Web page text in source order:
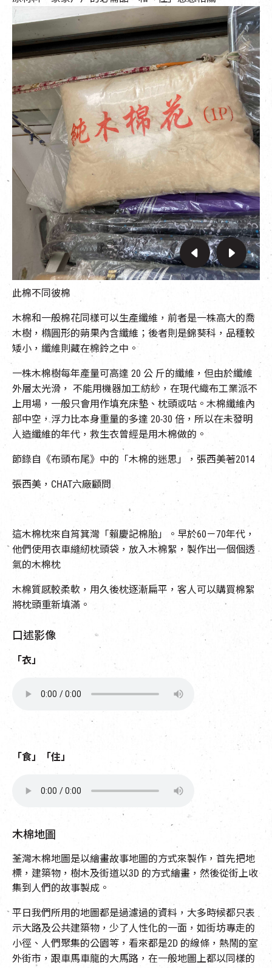
此棉不同彼棉
木棉和一般棉花同樣可以生產纖維，前者是一株高大的喬
木樹，橢圓形的蒴果內含纖維；後者則是錦葵科，品種較
矮小，纖維則藏在棉鈴之中。
一株木棉樹每年產量可高達 20 公 斤的纖維，但由於纖維
外層太光滑， 不能用機器加工紡紗，在現代織布工業派不
上用場，一般只會用作填充床墊、枕頭或咕。木棉纖維內
部中空，浮力比本身重量的多達 20-30 倍，所以在未發明
人造纖維的年代，救生衣曾經是用木棉做的。
節錄自《布頭布尾》中的「木棉的迷思」，張西美著2014
張西美，CHAT六廠顧問
這木棉枕來自筲箕灣「賴慶記棉胎」。早於60－70年代，
他們使用衣車縫紉枕頭袋，放入木棉絮，製作出一個個透
氣的木棉枕
木棉質感較柔軟，用久後枕逐漸扁平，客人可以購買棉絮
將枕頭重新填滿。
口述影像
「衣」
「食」「住」
木棉地圖
荃灣木棉地圖是以繪畫故事地圖的方式來製作，首先把地
標，建築物，樹木及街道以3D 的方式繪畫，然後從街上收
集到人們的故事製成。
平日我們所用的地圖都是過濾過的資料，大多時候都只表
示大路及公共建築物，少了人性化的一面，如街坊專走的
小徑、人們聚集的公園等，看來都是2D 的線條，熱鬧的室
外街市，跟車馬車龍的大馬路，在一般地圖上都以同樣的